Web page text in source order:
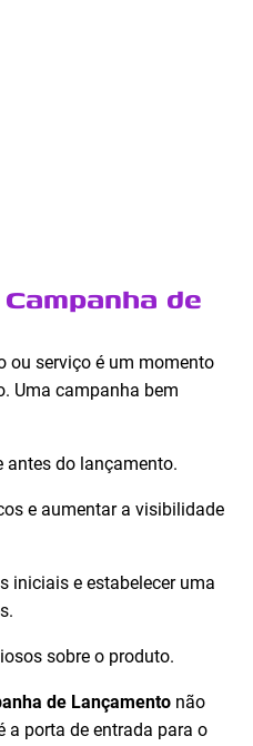
de
ou serviço é um momento
Uma campanha bem
antes do lançamento.
e aumentar a visibilidade
iniciais e estabelecer uma
sobre o produto.
de Lançamento não
a porta de entrada para o